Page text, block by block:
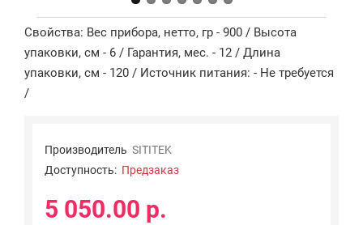
Свойства: Вес прибора, нетто, гр - 900 / Высота
упаковки, см - 6 / Гарантия, мес. - 12 / Длина
упаковки, см - 120 / Источник питания: - Не требуется
/
Производитель SITITEK
Доступность: Предзаказ
5 050.00 р.